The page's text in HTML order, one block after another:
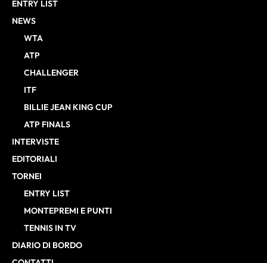
ENTRY LIST
NEWS
WTA
ATP
CHALLENGER
ITF
BILLIE JEAN KING CUP
ATP FINALS
INTERVISTE
EDITORIALI
TORNEI
ENTRY LIST
MONTEPREMI E PUNTI
TENNIS IN TV
DIARIO DI BORDO